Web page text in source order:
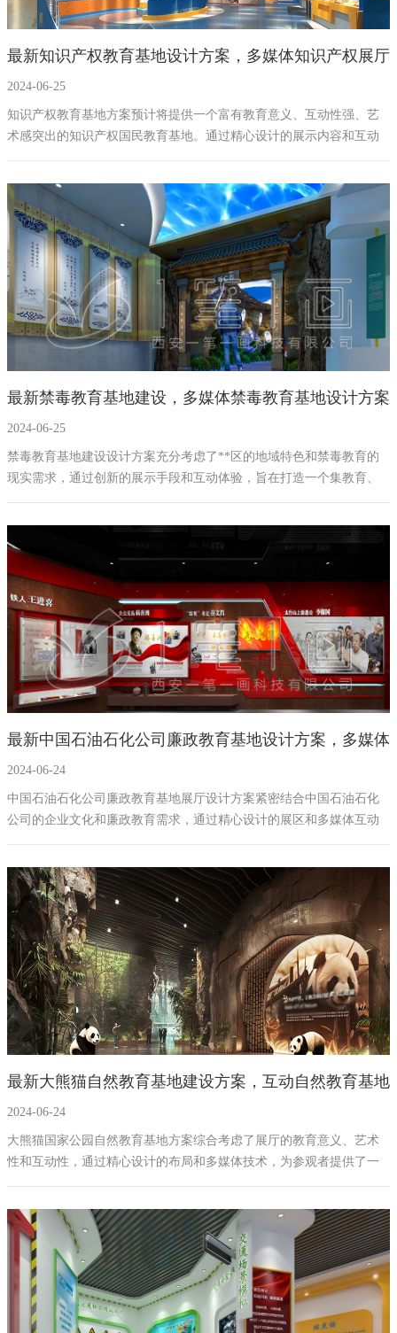
最新知识产权教育基地设计方案，多媒体知识产权展厅
建设方案拟案例
2024-06-25
知识产权教育基地方案预计将提供一个富有教育意义、互动性强、艺
术感突出的知识产权国民教育基地。通过精心设计的展示内容和互动
体验，增强公众对知识产权的认识和保护意识，促进社会各方面的交
最新禁毒教育基地建设，多媒体禁毒教育基地设计方案
拟案例
2024-06-25
禁毒教育基地建设设计方案充分考虑了**区的地域特色和禁毒教育的
现实需求，通过创新的展示手段和互动体验，旨在打造一个集教育、
艺术、科技于一体的禁毒教育基地。展厅的建设不仅有助于提升公众
最新中国石油石化公司廉政教育基地设计方案，多媒体
廉政教育基地建设方案拟案例
2024-06-24
中国石油石化公司廉政教育基地展厅设计方案紧密结合中国石油石化
公司的企业文化和廉政教育需求，通过精心设计的展区和多媒体互动
设备，旨在打造一个具有教育意义、艺术价值和科技感的廉政教育基
参与，实现教育与展示的有机结合
最新大熊猫自然教育基地建设方案，互动自然教育基地
设计方案拟案例
2024-06-24
大熊猫国家公园自然教育基地方案综合考虑了展厅的教育意义、艺术
性和互动性，通过精心设计的布局和多媒体技术，为参观者提供了一
个深入了解大熊猫自然教育基地的平台。展厅不仅将成为展示平武县